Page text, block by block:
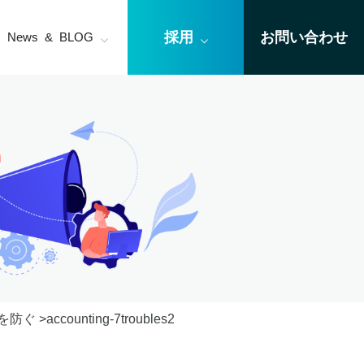
News & BLOG 採用 お問い合わせ
防ぐ accounting-7troubles2